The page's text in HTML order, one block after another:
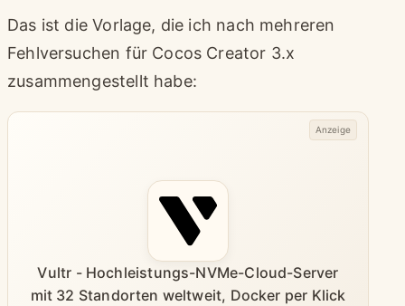
Das ist die Vorlage, die ich nach mehreren
Fehlversuchen für Cocos Creator 3.x
zusammengestellt habe:
Vultr - Hochleistungs-NVMe-Cloud-Server
mit 32 Standorten weltweit, Docker per Klick
Anzeige